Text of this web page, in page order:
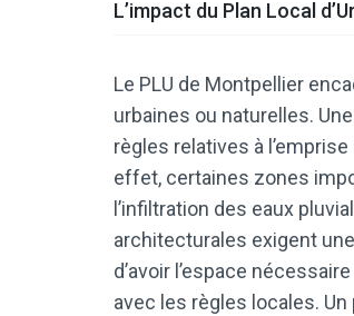
L’impact du Plan Local
Le PLU de Montpellier
urbaines ou naturelles. Une
règles relatives à
effet, certaines zones
l’infiltration des eaux
architecturales exigent
d’avoir l’espace
avec les règles locales.